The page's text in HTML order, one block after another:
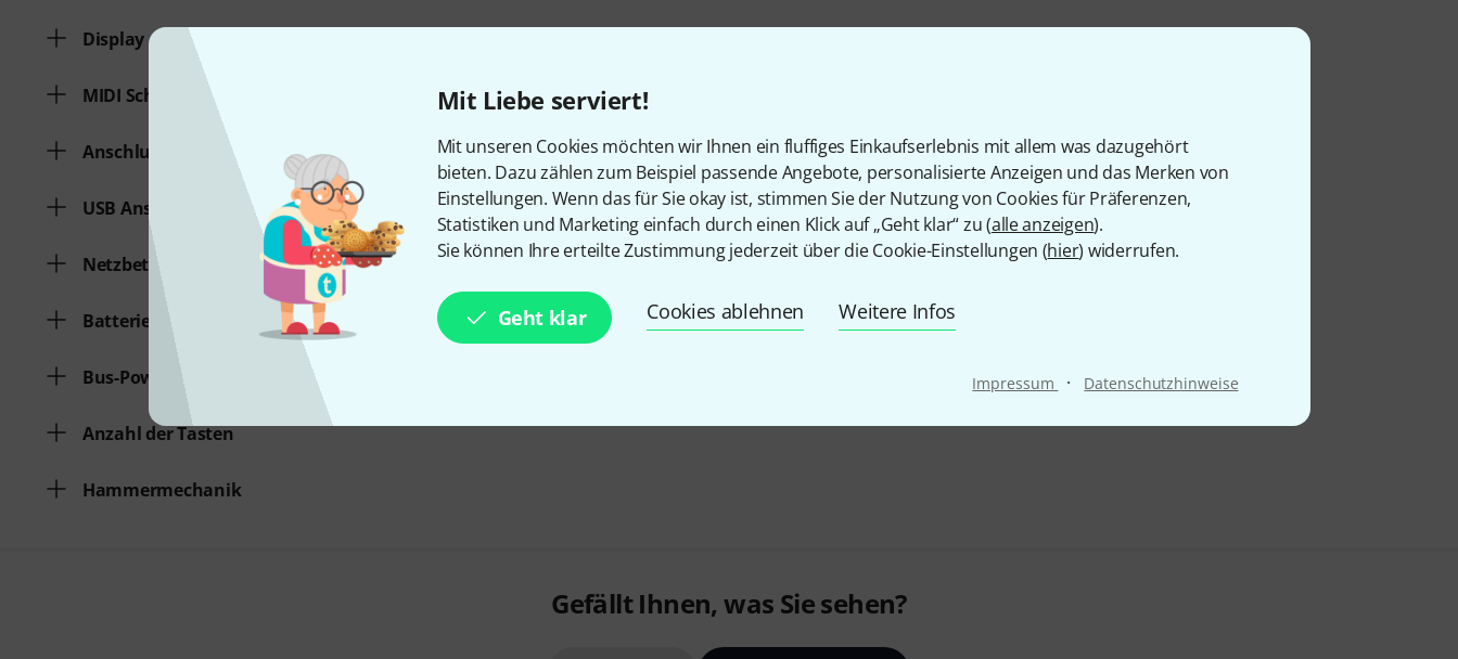
Mit Liebe serviert!
Mit unseren Cookies möchten wir Ihnen ein fluffiges Einkaufserlebnis mit allem was dazugehört
bieten. Dazu zählen zum Beispiel passende Angebote, personalisierte Anzeigen und das Merken von
Einstellungen. Wenn das für Sie okay ist, stimmen Sie der Nutzung von Cookies für Präferenzen,
Statistiken und Marketing einfach durch einen Klick auf „Geht klar“ zu (alle anzeigen).
Sie können Ihre erteilte Zustimmung jederzeit über die Cookie-Einstellungen (hier) widerrufen.
Geht klar Cookies ablehnen Weitere Infos
Impressum · Datenschutzhinweise
Display
MIDI Schnittstelle
Anschluss für Sustainpedal
USB Anschluss
Netzbetrieb
Batteriebetrieb
Bus-Powered
Anzahl der Tasten
Hammermechanik
Gefällt Ihnen, was Sie sehen?